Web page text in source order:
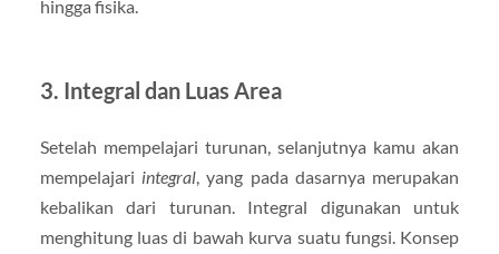
hingga fisika.
3. Integral dan Luas Area
Setelah mempelajari turunan, selanjutnya kamu akan
mempelajari integral , yang pada dasarnya merupakan
kebalikan dari turunan. Integral digunakan untuk
menghitung luas di bawah kurva suatu fungsi. Konsep